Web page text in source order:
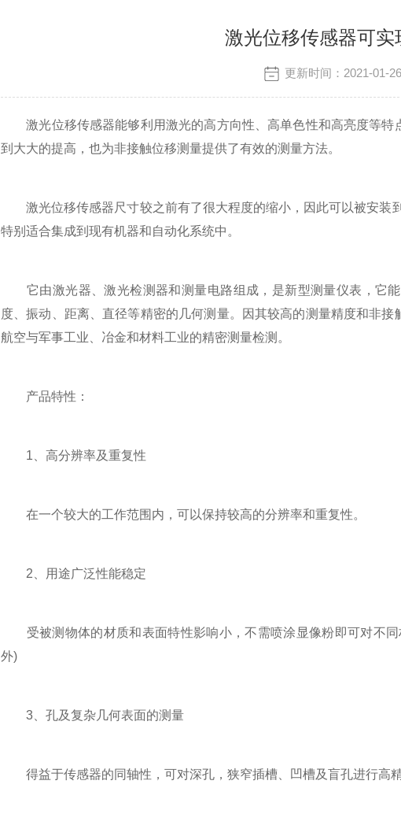
激光位移传感器可
更新时间：2021-
激光位移传感器能够利用激光的高方向性、高单色性和高亮度等特
到大大的提高，也为非接触位移测量提供了有效的测量方法。
激光位移传感器尺寸较之前有了很大程度的缩小，因此可以被安装
特别适合集成到现有机器和自动化系统中。
它由激光器、激光检测器和测量电路组成，是新型测量仪表，它
度、振动、距离、直径等精密的几何测量。因其较高的测量精度和非
航空与军事工业、冶金和材料工业的精密测量检测。
产品特性：
1、高分辨率及重复性
在一个较大的工作范围内，可以保持较高的分辨率和重复性。
2、用途广泛性能稳定
受被测物体的材质和表面特性影响小，不需喷涂显像粉即可对不同
外)
3、孔及复杂几何表面的测量
得益于传感器的同轴性，可对深孔，狭窄插槽、凹槽及盲孔进行高精